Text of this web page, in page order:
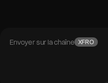
Envoyer sur la chaîne XFRO